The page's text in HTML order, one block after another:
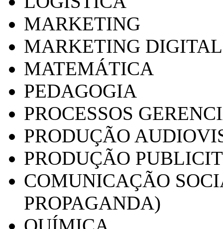
MARKETING
MARKETING DIGITAL
MATEMÁTICA
PEDAGOGIA
PROCESSOS
PRODUÇÃO
PRODUÇÃO
COMUNICAÇÃO
PROPAGANDA)